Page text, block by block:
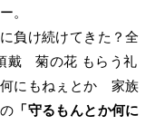
。
負け続けてきた？全
戴 菊の花 もらう礼
にもねぇとか 家族
「守るもんとか何に